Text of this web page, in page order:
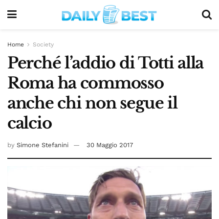
Home Society
Perché l’addio di Totti alla
Roma ha commosso
anche chi non segue il
calcio
by Simone Stefanini 30 Maggio 2017